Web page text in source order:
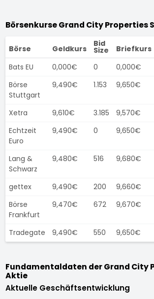
Börsenkurse Grand City Properties
Börse Geldkurs
Bid
Size Briefkurs
Bats EU
0,000€ 0 0,000€
Börse
Stuttgart
9,490€ 1.153 9,650€
Xetra 9,610€ 3.185 9,570€
Echtzeit
Euro
9,490€ 0 9,650€
Lang &
Schwarz
9,480€ 516 9,680€
gettex 9,490€ 200 9,660€
Börse
Frankfurt
9,470€ 672 9,670€
Tradegate 9,490€ 550 9,650€
Fundamentaldaten der Grand City
Aktie
Aktuelle Geschäftsentwicklung